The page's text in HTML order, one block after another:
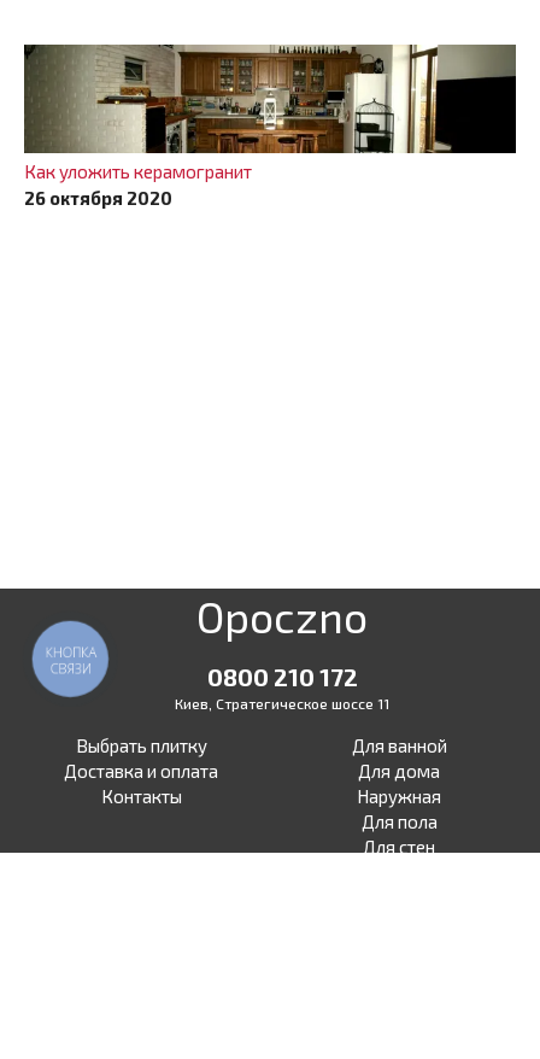
Как уложить керамогранит
26 октября 2020
Opoczno
0800 210 172
Киев, Стратегическое шоссе 11
Выбрать плитку
Доставка и оплата
Контакты
Для ванной
Для дома
Наружная
Для пола
Для стен
КНОПКА
СВЯЗИ